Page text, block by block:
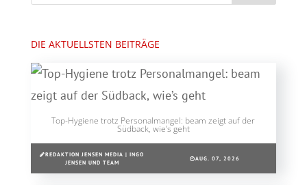
DIE AKTUELLSTEN BEITRÄGE
Top-Hygiene trotz Personalmangel: beam zeigt auf der
Südback, wie’s geht
REDAKTION JENSEN MEDIA | INGO
JENSEN UND TEAM
AUG. 07, 2026